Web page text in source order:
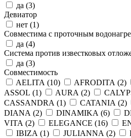
да (3)
Девиатор
нет (1)
Совместима с проточным
да (4)
Система против известковых
да (3)
Совместимость
AELITA (10) AFRODITA (2)
ASSOL (1) AURA (2)
CASSANDRA (1) CATANIA (2)
DIANA (2) DINAMIKA (6)
VITA (2) ELEGANCE (16)
IBIZA (1) JULIANNA (2)